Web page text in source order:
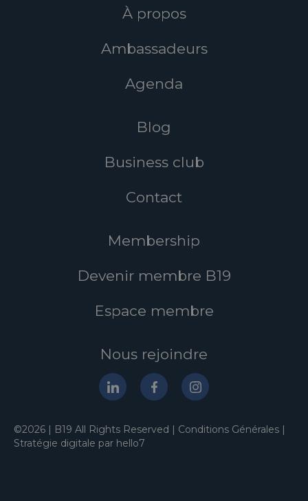
À propos
Ambassadeurs
Agenda
Blog
Business club
Contact
Membership
Devenir membre B19
Espace membre
Nous rejoindre
©2026 | B19 All Rights Reserved | Conditions Générales |
Stratégie digitale par hello7